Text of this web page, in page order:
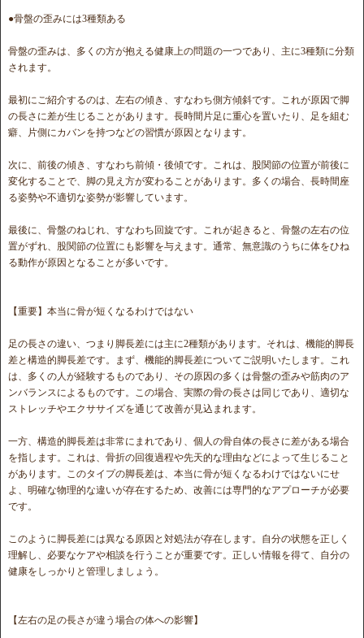
●骨盤の歪みには3種類ある
骨盤の歪みは、多くの方が抱える健康上の問題の一つであり、主に3種類に分類
されます。
最初にご紹介するのは、左右の傾き、すなわち側方傾斜です。これが原因で脚
の長さに差が生じることがあります。長時間片足に重心を置いたり、足を組む
癖、片側にカバンを持つなどの習慣が原因となります。
次に、前後の傾き、すなわち前傾・後傾です。これは、股関節の位置が前後に
変化することで、脚の見え方が変わることがあります。多くの場合、長時間座
る姿勢や不適切な姿勢が影響しています。
最後に、骨盤のねじれ、すなわち回旋です。これが起きると、骨盤の左右の位
置がずれ、股関節の位置にも影響を与えます。通常、無意識のうちに体をひね
る動作が原因となることが多いです。
【重要】本当に骨が短くなるわけではない
足の長さの違い、つまり脚長差には主に2種類があります。それは、機能的脚長
差と構造的脚長差です。まず、機能的脚長差についてご説明いたします。これ
は、多くの人が経験するものであり、その原因の多くは骨盤の歪みや筋肉のア
ンバランスによるものです。この場合、実際の骨の長さは同じであり、適切な
ストレッチやエクササイズを通じて改善が見込まれます。
一方、構造的脚長差は非常にまれであり、個人の骨自体の長さに差がある場合
を指します。これは、骨折の回復過程や先天的な理由などによって生じること
があります。このタイプの脚長差は、本当に骨が短くなるわけではないにせ
よ、明確な物理的な違いが存在するため、改善には専門的なアプローチが必要
です。
このように脚長差には異なる原因と対処法が存在します。自分の状態を正しく
理解し、必要なケアや相談を行うことが重要です。正しい情報を得て、自分の
健康をしっかりと管理しましょう。
【左右の足の長さが違う場合の体への影響】